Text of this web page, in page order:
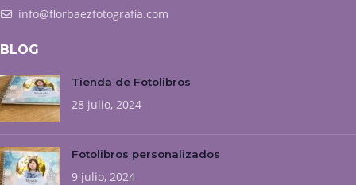
info@florbaezfotografia.com
BLOG
Tienda de Fotolibros
28 julio, 2024
Fotolibros personalizados
9 julio, 2024